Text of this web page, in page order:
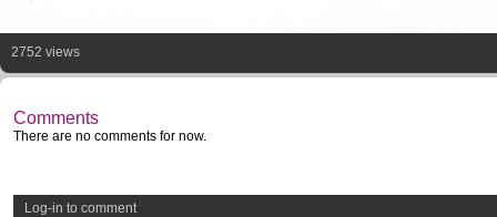
2752 views
Comments
There are no comments for now.
Log-in to comment